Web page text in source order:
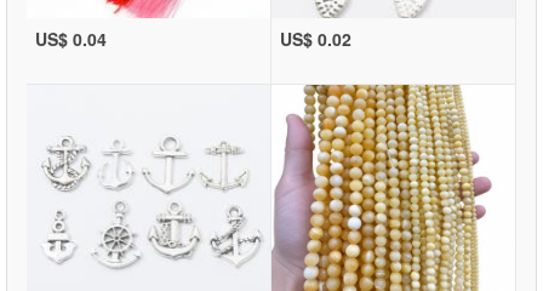
US$ 0.04 US$ 0.02